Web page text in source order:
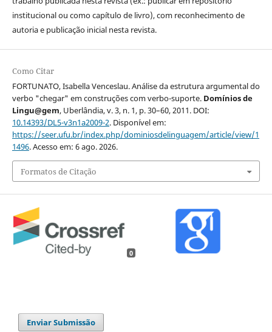
institucional ou como capítulo de livro), com reconhecimento de
autoria e publicação inicial nesta revista.
Como Citar
FORTUNATO, Isabella Venceslau. Análise da estrutura argumental do
verbo "chegar" em construções com verbo-suporte. Domínios de
Lingu@gem, Uberlândia, v. 3, n. 1, p. 30–60, 2011. DOI:
10.14393/DL5-v3n1a2009-2. Disponível em:
https://seer.ufu.br/index.php/dominiosdelinguagem/article/view/1
1496. Acesso em: 6 ago. 2026.
Formatos de Citação
0
Enviar Submissão